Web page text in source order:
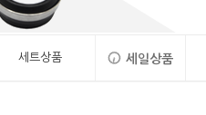
세트상품 세일상품